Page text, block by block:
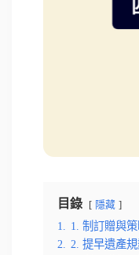
目錄 隱藏
1.
1. 制訂贈與
2.
2. 提早遺產規